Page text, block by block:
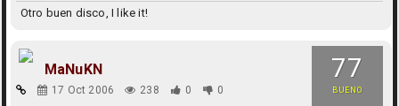
Otro buen disco, I like it!
77
BUENO
MaNuKN
17 Oct 2006 238 0 0